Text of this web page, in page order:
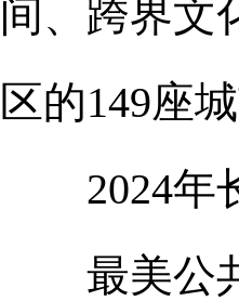
间、跨界文
区的149座
2024年长
最美公共